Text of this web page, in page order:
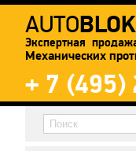
AUTO
Экспертная
Механических
+ 7 (495)